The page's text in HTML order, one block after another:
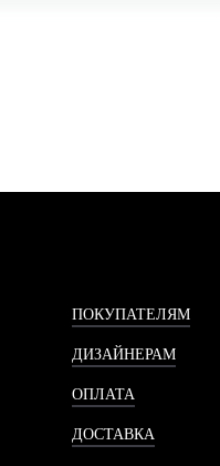
ПОКУПАТЕЛЯМ
ДИЗАЙНЕРАМ
ОПЛАТА
ДОСТАВКА